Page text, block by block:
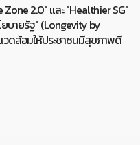
Zone 2.0" และ "Healthier SG"
บายรัฐ" (Longevity by
วดล้อมให้ประชาชนมีสุขภาพดี